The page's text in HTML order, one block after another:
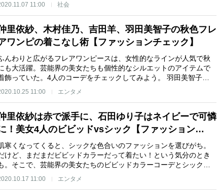
11:00 社会
里依紗、木村佳乃、吉田羊、羽田美智子の秋色フレ
ワンピの着こなし術【ファッションチェック】
んわりと広がるフレアワンピースは、女性的なラインが人気で秋
も大活躍。芸能界の美女たちも個性的なシルエットのアイテムで
飾っていた。4人のコーデをチェックしてみよう。 羽田美智子…
11:00 エンタメ
里依紗は赤で派手に、石田ゆり子はネイビーで可憐
！美女4人のビビッドvsシック【ファッション…
寒くなってくると、シックな色合いのファッションを選びがち。
けど、まだまだビビッドカラーだって着たい！という気分のとき
。そこで、芸能界の美女たちのビビッドカラーコーデとシック…
11:00 エンタメ